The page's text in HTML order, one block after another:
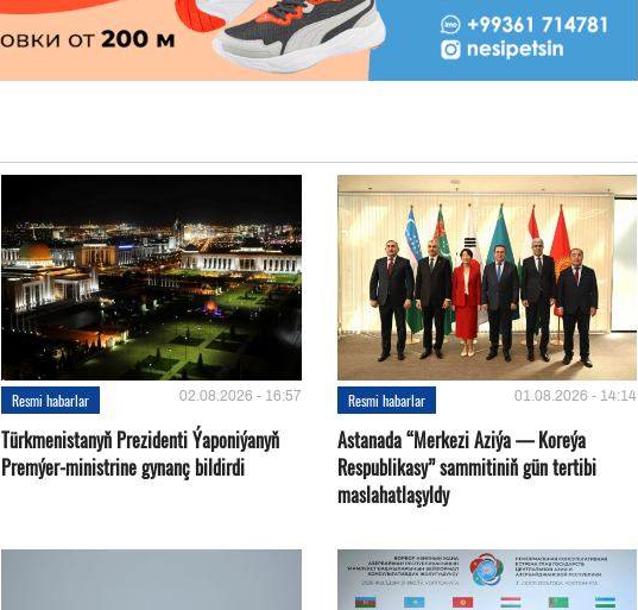
Resmi habarlar 02.08.2026 - 16:57
Türkmenistanyň Prezidenti Ýaponiýanyň
Premýer-ministrine gynanç bildirdi
Resmi habarlar 01.08.2026 - 14:14
Astanada “Merkezi Aziýa — Koreýa
Respublikasy” sammitiniň gün tertibi
maslahatlaşyldy